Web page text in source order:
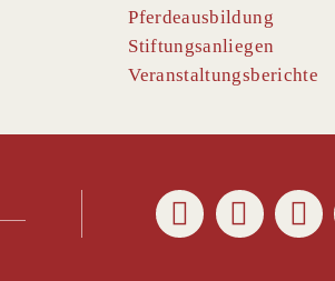
Pferdeausbildung
Stiftungsanliegen
Veranstaltungsberichte